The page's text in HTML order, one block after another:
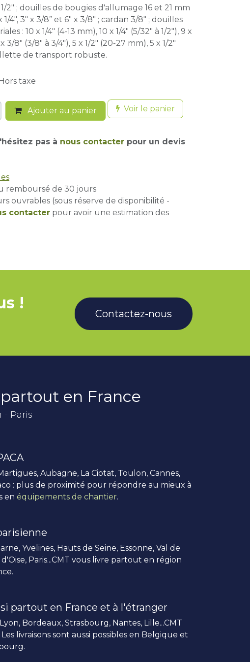
2" ; douilles de bougies d'allumage 16 et 21 mm
1/4", 3" x 3/8” et 6" x 3/8" ; cardan 3/8" ; douilles
: 10 x 1/4" (4-13 mm), 10 x 1/4" (5/32" à 1/2"), 9 x
3/8" (3/8" à 3/4"), 5 x 1/2" (20-27 mm), 5 x 1/2"
de transport robuste.
taxe
Ajouter au panier Voir le panier
pas à nous contacter pour un devis
remboursé de 30 jours
ouvrables (sous réserve de disponibilité -
contacter pour avoir une estimation des
!
Contactez-nous
en France
- Paris
Aubagne, La Ciotat, Toulon, Cannes,
: plus de proximité pour répondre au mieux à
en équipements de chantier.
Yvelines, Hauts de Seine, Essonne, Val de
d'Oise, Paris...CMT vous livre partout en région
partout en France et à l'étranger
Bordeaux, Strasbourg, Nantes, Lille...CMT
livraisons sont aussi possibles en Belgique et